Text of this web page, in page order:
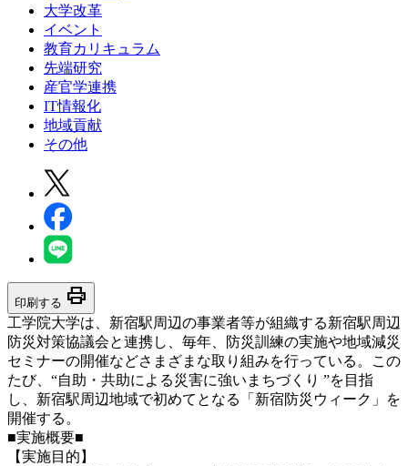
大学改革
イベント
教育カリキュラム
先端研究
産官学連携
IT情報化
地域貢献
その他
印刷する print
工学院大学は、新宿駅周辺の事業者等が組織する新宿駅周辺
防災対策協議会と連携し、毎年、防災訓練の実施や地域減災
セミナーの開催などさまざまな取り組みを行っている。この
たび、“自助・共助による災害に強いまちづくり ”を目指
し、新宿駅周辺地域で初めてとなる「新宿防災ウィーク」を
開催する。
■実施概要■
【実施目的】